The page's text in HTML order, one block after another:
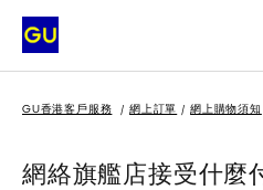
GU香港客戶服務 網上訂單 網上購物須知
網絡旗艦店接受什麼